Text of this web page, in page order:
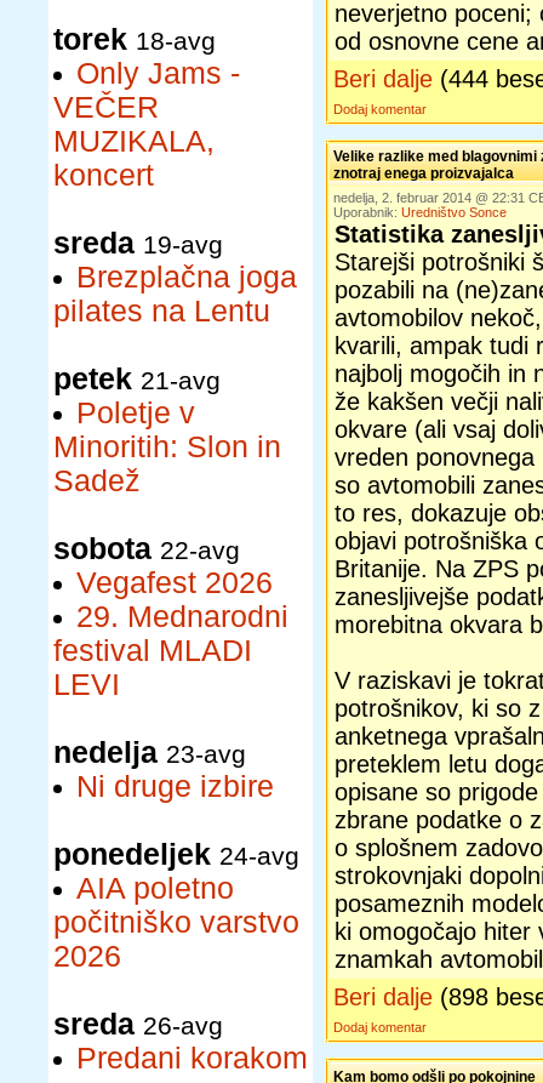
torek 18-avg
Only Jams -
VEČER
MUZIKALA,
koncert
sreda 19-avg
Brezplačna joga
pilates na Lentu
petek 21-avg
Poletje v
Minoritih: Slon in
Sadež
sobota 22-avg
Vegafest 2026
29. Mednarodni
festival MLADI
LEVI
nedelja 23-avg
Ni druge izbire
ponedeljek 24-avg
AIA poletno
počitniško varstvo
2026
sreda 26-avg
Predani korakom
neverjetno poceni;
od osnovne cene
Beri dalje (444
Dodaj komentar
Velike razlike med
znotraj enega proizvajalca
nedelja, 2. februar 2014 @ 22:31
Uporabnik: Uredništvo Sonce
Statistika
Starejši potrošniki
pozabili na
avtomobilov
kvarili, ampak tudi
najbolj mogočih in
že kakšen večji
okvare (ali vsaj
vreden
so avtomobili
to res, dokazuje
objavi potrošniška
Britanije. Na ZPS
zanesljivejše
morebitna okvara
V raziskavi je
potrošnikov, ki so
anketnega
preteklem letu
opisane so
zbrane podatke o
o splošnem
strokovnjaki
posameznih
ki omogočajo hiter
znamkah
Beri dalje (898
Dodaj komentar
Kam bomo odšli po pokojnine